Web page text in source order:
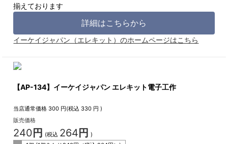
揃えております
詳細はこちらから
イーケイジャパン（エレキット）のホームページはこちら
【AP-134】イーケイジャパン エレキット電子工作
当店通常価格 300 円(税込 330 円 )
販売価格
240 円 (税込 264 円 )